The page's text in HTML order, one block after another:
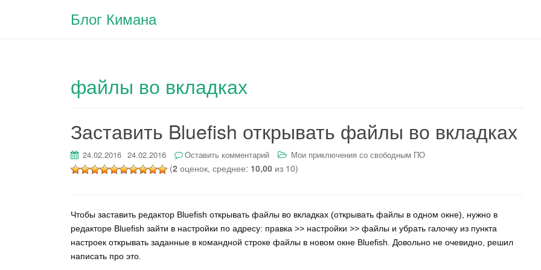
Блог Кимана
файлы во вкладках
Заставить Bluefish открывать файлы во вкладках
24.02.2016 24.02.2016 Оставить комментарий Мои приключения со свободным ПО
(2 оценок, среднее: 10,00 из 10)
Чтобы заставить редактор Bluefish открывать файлы во вкладках (открывать файлы в одном окне), нужно в
редакторе Bluefish зайти в настройки по адресу: правка >> настройки >> файлы и убрать галочку из пункта
настроек открывать заданные в командной строке файлы в новом окне Bluefish. Довольно не очевидно, решил
написать про это.